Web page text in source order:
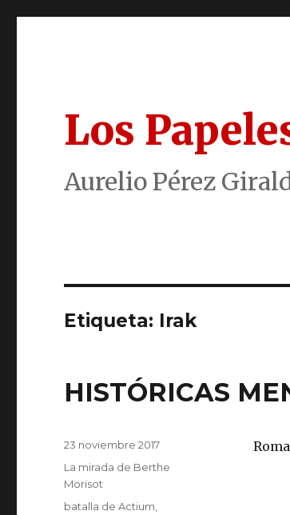
Los
Aurelio Pérez
Etiqueta: Irak
HISTÓRICAS
Publicado
23 noviembre 2017
Categorías
La mirada de Berthe
Morisot
Etiquetas
batalla de Actium